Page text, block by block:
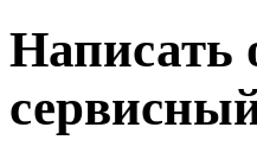
Написать